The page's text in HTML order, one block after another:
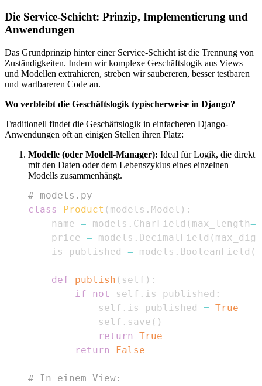
Die Service-Schicht: Prinzip, Implementierung und
Anwendungen
Das Grundprinzip hinter einer Service-Schicht ist die Trennung von
Zuständigkeiten. Indem wir komplexe Geschäftslogik aus Views
und Modellen extrahieren, streben wir saubereren, besser testbaren
und wartbareren Code an.
Wo verbleibt die Geschäftslogik typischerweise in Django?
Traditionell findet die Geschäftslogik in einfacheren Django-
Anwendungen oft an einigen Stellen ihren Platz:
Modelle (oder Modell-Manager): Ideal für Logik, die direkt
mit den Daten oder dem Lebenszyklus eines einzelnen
Modells zusammenhängt.
# models.py
class
Product ( models . Model ) :
    name
= models . CharField ( max_length=
    price
= models . DecimalField (
    is_published
= models . BooleanField (
def publish ( self ) :
if
not self . is_published :
            self
. is_published = True
            self
. save ( )
return
True
return
False
# In einem View: